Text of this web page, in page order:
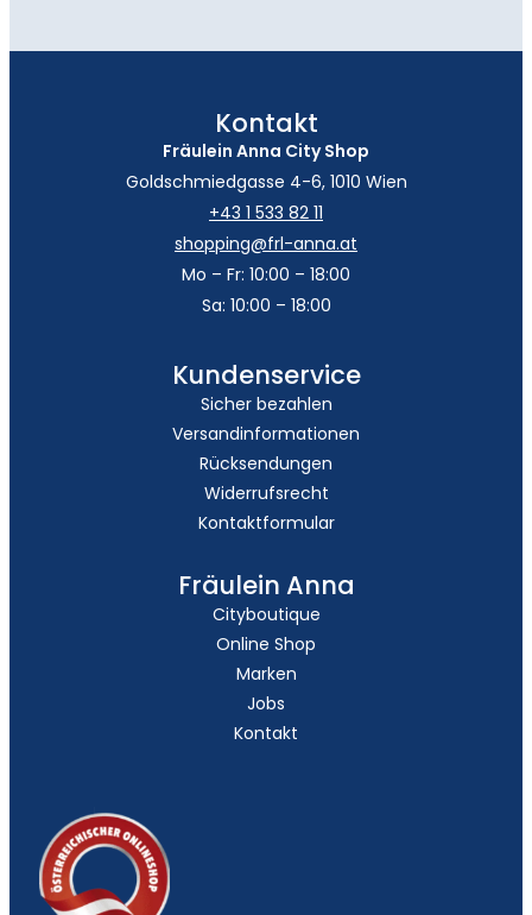
Kontakt
Fräulein Anna City Shop
Goldschmiedgasse 4-6, 1010 Wien
+43 1 533 82 11
shopping@frl-anna.at
Mo – Fr: 10:00 – 18:00
Sa: 10:00 – 18:00
Kundenservice
Sicher bezahlen
Versandinformationen
Rücksendungen
Widerrufsrecht
Kontaktformular
Fräulein Anna
Cityboutique
Online Shop
Marken
Jobs
Kontakt